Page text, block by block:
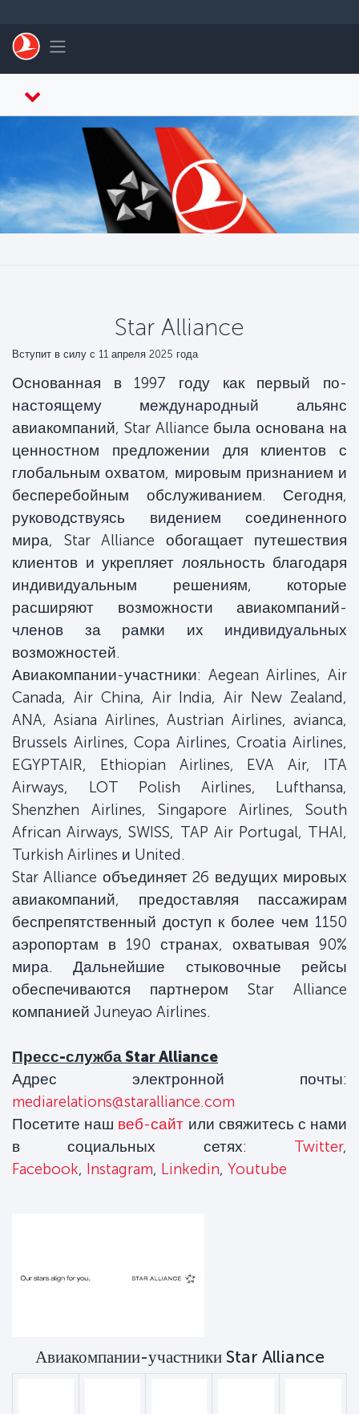
Toggle navigation
Star Alliance
Вступит в силу с 11 апреля 2025 года
Основанная в 1997 году как первый по-
настоящему международный альянс
авиакомпаний, Star Alliance была основана на
ценностном предложении для клиентов с
глобальным охватом, мировым признанием и
бесперебойным обслуживанием. Сегодня,
руководствуясь видением соединенного
мира, Star Alliance обогащает путешествия
клиентов и укрепляет лояльность благодаря
индивидуальным решениям, которые
расширяют возможности авиакомпаний-
членов за рамки их индивидуальных
возможностей.
Авиакомпании-участники: Aegean Airlines, Air
Canada, Air China, Air India, Air New Zealand,
ANA, Asiana Airlines, Austrian Airlines, avianca,
Brussels Airlines, Copa Airlines, Croatia Airlines,
EGYPTAIR, Ethiopian Airlines, EVA Air, ITA
Airways, LOT Polish Airlines, Lufthansa,
Shenzhen Airlines, Singapore Airlines, South
African Airways, SWISS, TAP Air Portugal, THAI,
Turkish Airlines и United.
Star Alliance объединяет 26 ведущих мировых
авиакомпаний, предоставляя пассажирам
беспрепятственный доступ к более чем 1150
аэропортам в 190 странах, охватывая 90%
мира. Дальнейшие стыковочные рейсы
обеспечиваются партнером Star Alliance
компанией Juneyao Airlines.
Пресс-служба Star Alliance
Адрес электронной почты:
mediarelations@staralliance.com
Посетите наш веб-сайт или свяжитесь с нами
в социальных сетях: Twitter,
Facebook, Instagram, Linkedin, Youtube
Авиакомпании-участники Star Alliance